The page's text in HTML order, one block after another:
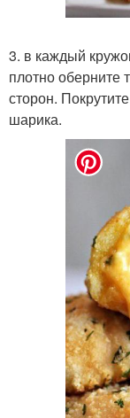
3. в каждый
плотно оберните
сторон.
шарика.